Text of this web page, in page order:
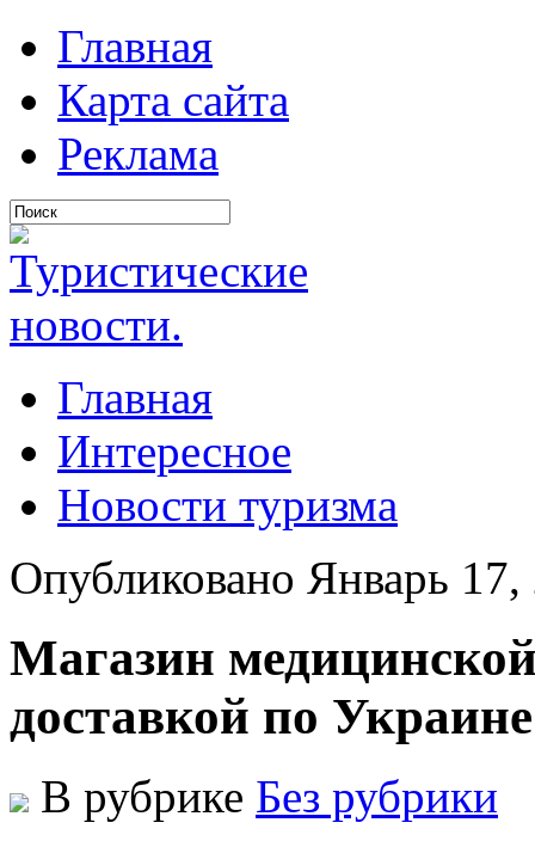
Главная
Карта сайта
Реклама
Главная
Интересное
Новости туризма
Опубликовано Январь
Магазин
доставкой по Украине
В рубрике Без рубрики